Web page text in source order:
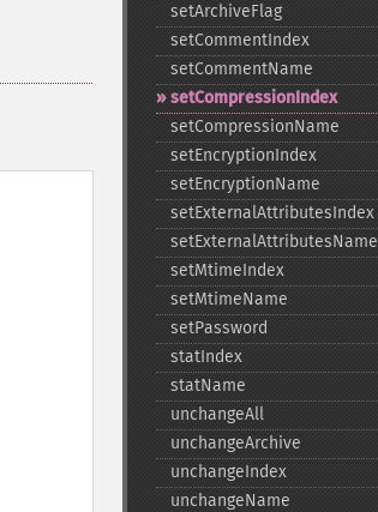
setArchiveFlag
setCommentIndex
setCommentName
setCompressionIndex
setCompressionName
setEncryptionIndex
setEncryptionName
setExternalAttributesIndex
setExternalAttributesName
setMtimeIndex
setMtimeName
setPassword
statIndex
statName
unchangeAll
unchangeArchive
unchangeIndex
unchangeName